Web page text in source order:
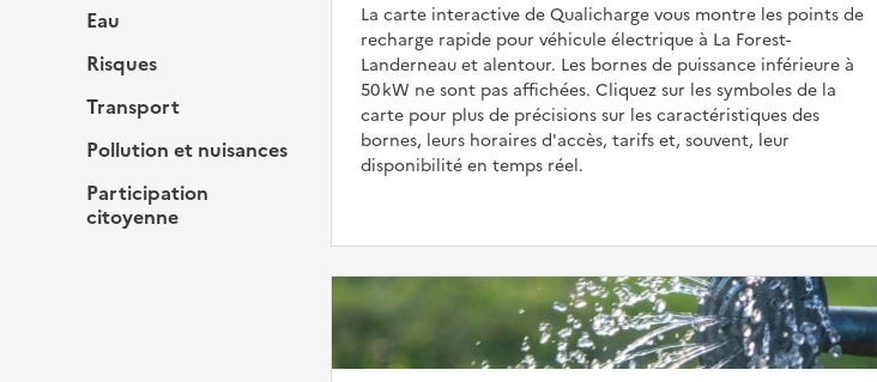
Eau
Risques
Transport
Pollution et nuisances
Participation
citoyenne
La carte interactive de Qualicharge vous montre les points de
recharge rapide pour véhicule électrique à La Forest-
Landerneau et alentour. Les bornes de puissance inférieure à
50 kW ne sont pas affichées. Cliquez sur les symboles de la
carte pour plus de précisions sur les caractéristiques des
bornes, leurs horaires d'accès, tarifs et, souvent, leur
disponibilité en temps réel.